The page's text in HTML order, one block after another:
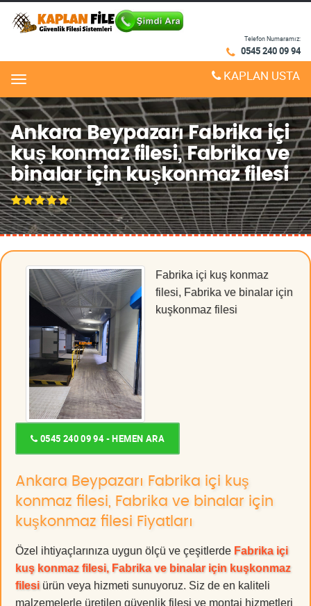
Telefon Numaramız:
0545 240 09 94
Menu KAPLAN USTA
Ankara Beypazarı Fabrika içi
kuş konmaz filesi, Fabrika ve
binalar için kuşkonmaz filesi
Fabrika içi kuş konmaz
filesi, Fabrika ve binalar için
kuşkonmaz filesi
0545 240 09 94 - HEMEN ARA
Ankara Beypazarı Fabrika içi kuş
konmaz filesi, Fabrika ve binalar için
kuşkonmaz filesi Fiyatları
Özel ihtiyaçlarınıza uygun ölçü ve çeşitlerde Fabrika içi
kuş konmaz filesi, Fabrika ve binalar için kuşkonmaz
filesi ürün veya hizmeti sunuyoruz. Siz de en kaliteli
malzemelerle üretilen güvenlik filesi ve montaj hizmetleri